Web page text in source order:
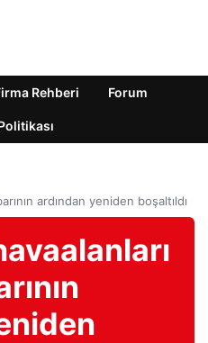
Rehberi Forum
ardından yeniden boşaltıldı